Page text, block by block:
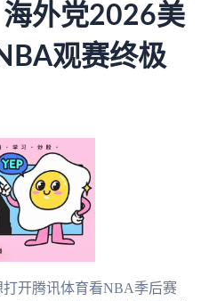
外党2026美
观赛终极
开腾讯体育看NBA季后赛